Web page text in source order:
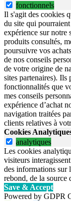
fonctionnels
Il s'agit des cookies
du site qui
expérience sur notre
produits consultés,
poursuivre vos
de nos conseils
de votre origine de
sites partenaires). Ils
fonctionnalités que
mes conseils
expérience d’achat
navigation traitées
clients relatives à
Cookies
analytiques
Les cookies
visiteurs
des informations sur
rebond, de la source
Save & Accept
Powered by GDPR